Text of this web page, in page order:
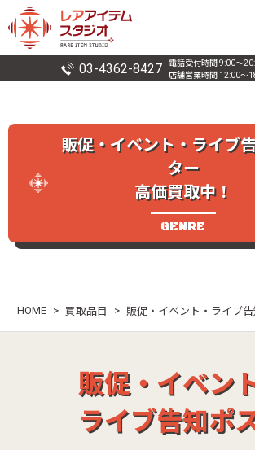
03-4362-8427
電話受付時間 9:00〜
店舗営業時間 12:00〜
販促・イベント・ライブ
ター
高価買取中！
GENRE
HOME > 買取品目 > 販促・イベント・ライブ
販促・イベン
ライブ告知ポ